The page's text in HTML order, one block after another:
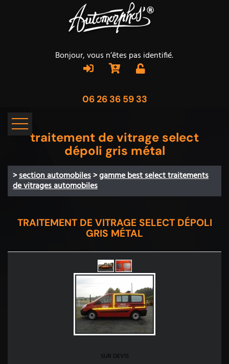
Bonjour, vous n’êtes pas identifié.
06 26 36 59 33
traitement de vitrage select
dépoli gris métal
>section automobiles>gamme best select traitements
de vitrages automobiles
TRAITEMENT DE VITRAGE SELECT DÉPOLI
GRIS MÉTAL
SUR DEVIS